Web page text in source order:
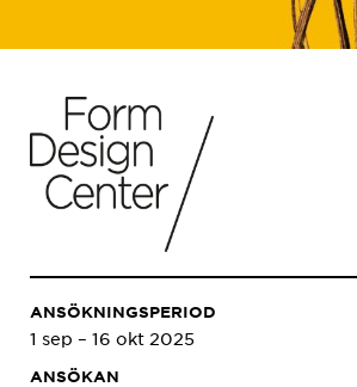
ANSÖKNINGSPERIOD
1 sep – 16 okt 2025
ANSÖKAN